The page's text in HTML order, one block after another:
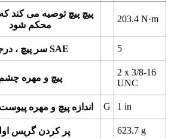
پیچ پیچ توصیه می کند
محکم شود
203.4 N·m
سر پیچ ، درجه SAE 5
پیچ و مهره
2 x 3/8-16
UNC
اندازه پیچ و مهره G 1 in
پر کردن گریس 623.7 g